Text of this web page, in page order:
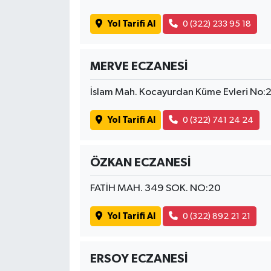
Yol Tarifi Al 0 (322) 233 95 18
MERVE ECZANESİ
İslam Mah. Kocayurdan Küme Evleri
Yol Tarifi Al 0 (322) 741 24 24
ÖZKAN ECZANESİ
FATİH MAH. 349 SOK. NO:20
Yol Tarifi Al 0 (322) 892 21 21
ERSOY ECZANESİ